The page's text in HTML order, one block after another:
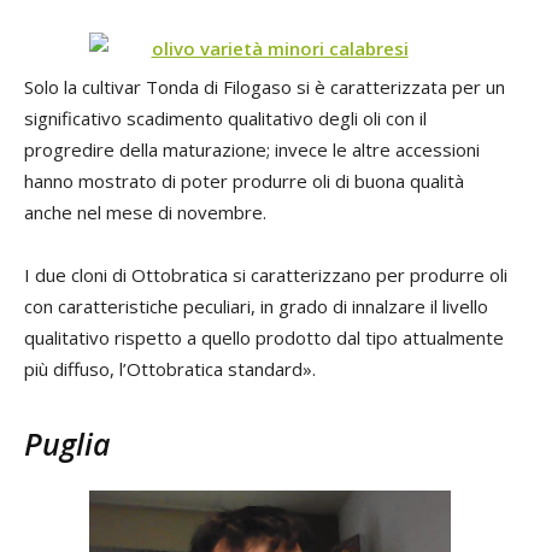
Solo la cultivar Tonda di Filogaso si è caratterizzata per un
significativo scadimento qualitativo degli oli con il
progredire della maturazione; invece le altre accessioni
hanno mostrato di poter produrre oli di buona qualità
anche nel mese di novembre.
I due cloni di Ottobratica si caratterizzano per produrre oli
con caratteristiche peculiari, in grado di innalzare il livello
qualitativo rispetto a quello prodotto dal tipo attualmente
più diffuso, l’Ottobratica standard».
Puglia